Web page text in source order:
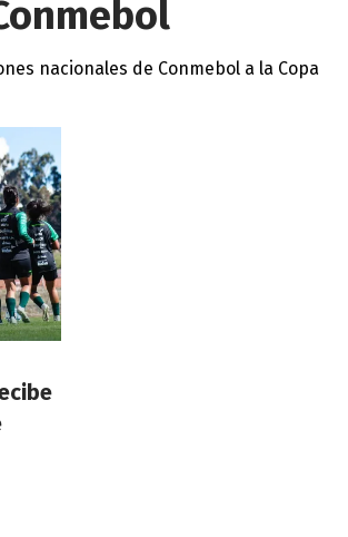
nacionales de Conmebol a la Copa